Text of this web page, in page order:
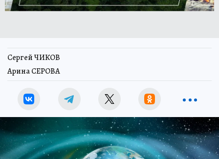
Сергей ЧИКОВ
Арина СЕРОВА